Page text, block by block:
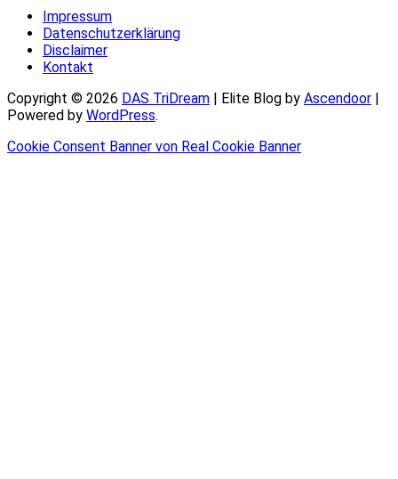
Impressum
Datenschutzerklärung
Disclaimer
Kontakt
Copyright © 2026 DAS TriDream | Elite Blog by Ascendoor
Powered by WordPress.
Cookie Consent Banner von Real Cookie Banner